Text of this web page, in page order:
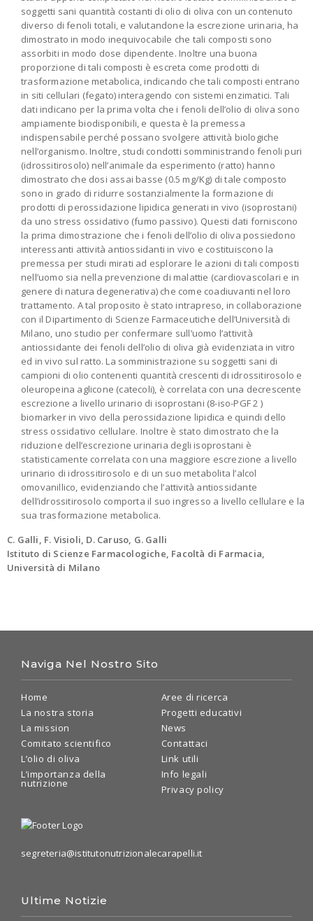
soggetti sani quantità costanti di olio di oliva con un contenuto
diverso di fenoli totali, e valutandone la escrezione urinaria, ha
dimostrato in modo inequivocabile che tali composti sono
assorbiti in modo dose dipendente. Inoltre una buona
proporzione di tali composti è escreta come prodotti di
trasformazione metabolica, indicando che tali composti entrano
in siti cellulari (fegato) interagendo con sistemi enzimatici. Tali
dati indicano per la prima volta che i fenoli dell’olio di oliva sono
ampiamente biodisponibili, e questa è la premessa
indispensabile perché possano svolgere attività biologiche
nell’organismo. Inoltre, studi condotti somministrando fenoli puri
(idrossitirosolo) nell’animale da esperimento (ratto) hanno
dimostrato che dosi assai basse (0.5 mg/Kg) di tale composto
sono in grado di ridurre sostanzialmente la formazione di
prodotti di perossidazione lipidica generati in vivo (isoprostani)
da uno stress ossidativo (fumo passivo). Questi dati forniscono
la prima dimostrazione che i fenoli dell’olio di oliva possiedono
interessanti attività antiossidanti in vivo e costituiscono la
premessa per studi mirati ad esplorare le azioni di tali composti
nell’uomo sia nella prevenzione di malattie (cardiovascolari e in
genere di natura degenerativa) che come coadiuvanti nel loro
trattamento. A tal proposito è stato intrapreso, in collaborazione
con il Dipartimento di Scienze Farmaceutiche dell’Università di
Milano, uno studio per confermare sull’uomo l’attività
antiossidante dei fenoli dell’olio di oliva già evidenziata in vitro
ed in vivo sul ratto. La somministrazione su soggetti sani di
campioni di olio contenenti quantità crescenti di idrossitirosolo e
oleuropeina aglicone (catecoli), è correlata con una decrescente
escrezione a livello urinario di isoprostani (8-iso-PGF 2 )
biomarker in vivo della perossidazione lipidica e quindi dello
stress ossidativo cellulare. Inoltre è stato dimostrato che la
riduzione dell’escrezione urinaria degli isoprostani è
statisticamente correlata con una maggiore escrezione a livello
urinario di idrossitirosolo e di un suo metabolita l’alcol
omovanillico, evidenziando che l’attività antiossidante
dell’idrossitirosolo comporta il suo ingresso a livello cellulare e la
sua trasformazione metabolica.
C. Galli, F. Visioli, D. Caruso, G. Galli
Istituto di Scienze Farmacologiche, Facoltà di Farmacia,
Università di Milano
Naviga Nel Nostro Sito
Home
La nostra storia
La mission
Comitato scientifico
L’olio di oliva
L’importanza della
nutrizione
Aree di ricerca
Progetti educativi
News
Contattaci
Link utili
Info legali
Privacy policy
segreteria@istitutonutrizionalecarapelli.it
Ultime Notizie